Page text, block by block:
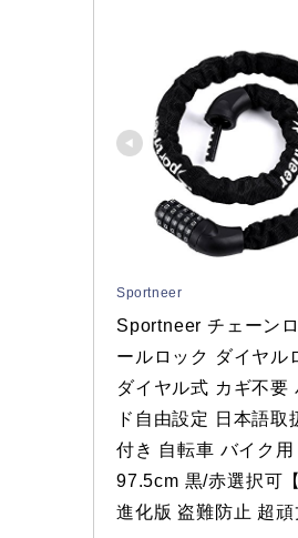
Sportneer
Sportneer チェーン
ールロック ダイヤル
ダイヤル式 カギ不要
ド自由設定 日本語取
付き 自転車 バイク
97.5cm 黒/赤選択可
進化版 盗難防止 超頑